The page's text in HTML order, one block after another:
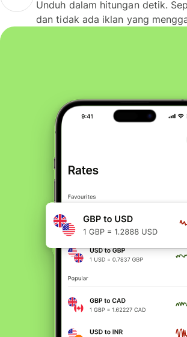
Unduh dalam hitungan detik.
dan tidak ada iklan yang